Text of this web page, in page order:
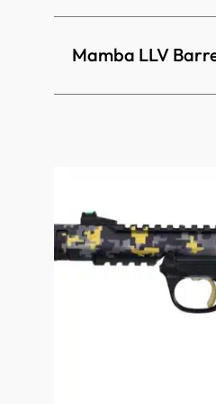
Mamba LLV